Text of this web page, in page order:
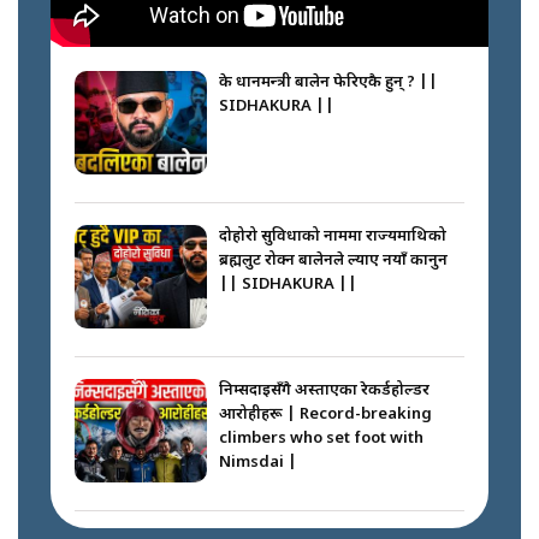
के प्रधानमन्त्री बालेन फेरिएकै हुन् ? ||
SIDHAKURA ||
दोहोरो सुविधाको नाममा राज्यमाथिको
ब्रह्मलुट रोक्न बालेनले ल्याए नयाँ कानुन
|| SIDHAKURA ||
निम्सदाइसँगै अस्ताएका रेकर्डहोल्डर
आरोहीहरू | Record-breaking
climbers who set foot with
Nimsdai |